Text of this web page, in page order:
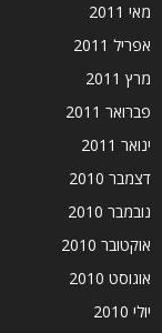
מאי 2011
אפריל 2011
מרץ 2011
פברואר 2011
ינואר 2011
דצמבר 2010
נובמבר 2010
אוקטובר 2010
אוגוסט 2010
יולי 2010